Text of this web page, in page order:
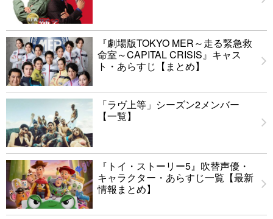
『劇場版TOKYO MER～走る緊急救
命室～CAPITAL CRISIS』キャス
ト・あらすじ【まとめ】
「ラヴ上等」シーズン2メンバー
【一覧】
『トイ・ストーリー5』吹替声優・
キャラクター・あらすじ一覧【最新
情報まとめ】